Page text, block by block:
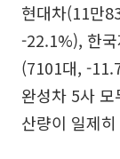
현대차(11만
-22.1%), 한
(7101대, -
완성차 5사
산량이 일제